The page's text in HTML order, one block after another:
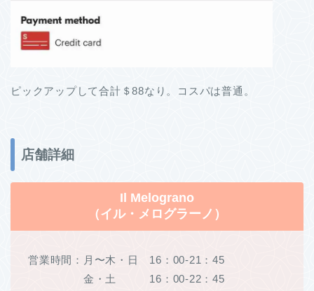
ピックアップして合計＄88なり。コスパは普通。
店舗詳細
Il Melograno
（イル・メログラーノ）
営業時間：月〜木・日 16：00-21：45
金・土 16：00-22：45